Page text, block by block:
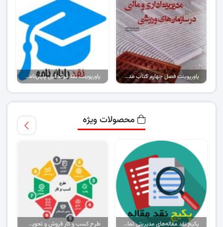
پاورپوینت فصل چهارم کتاب مدیریت مالی و اداری در سازمان های ورزشی پاورپوینت نقد فراتحلیل پایان‌نامه اولویت‌بندی استراتژی‌های اکتساب تکنولوژی..
محصولات ویژه
پکیج نقد مقاله‌های مدیریتی تمام گرایش‌ها طرح کسب و کار فروش و تحویل پیتزا در ایران